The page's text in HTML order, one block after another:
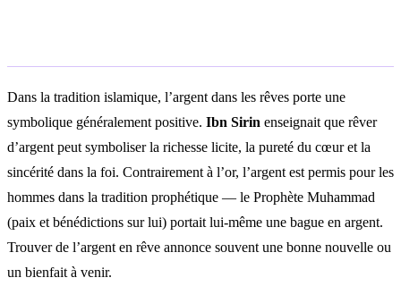
Dans la tradition islamique, l’argent dans les rêves porte une
symbolique généralement positive. Ibn Sirin enseignait que rêver
d’argent peut symboliser la richesse licite, la pureté du cœur et la
sincérité dans la foi. Contrairement à l’or, l’argent est permis pour les
hommes dans la tradition prophétique — le Prophète Muhammad
(paix et bénédictions sur lui) portait lui-même une bague en argent.
Trouver de l’argent en rêve annonce souvent une bonne nouvelle ou
un bienfait à venir.